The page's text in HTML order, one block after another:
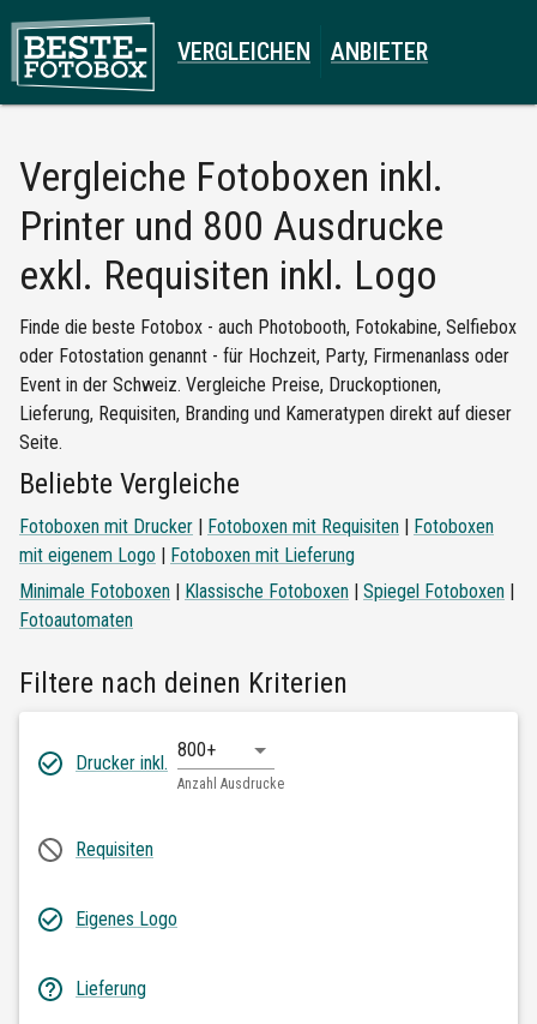
VERGLEICHEN ANBIETER
Vergleiche Fotoboxen inkl.
Printer und 800 Ausdrucke
exkl. Requisiten inkl. Logo
Finde die beste Fotobox - auch Photobooth, Fotokabine, Selfiebox
oder Fotostation genannt - für Hochzeit, Party, Firmenanlass oder
Event in der Schweiz. Vergleiche Preise, Druckoptionen,
Lieferung, Requisiten, Branding und Kameratypen direkt auf dieser
Seite.
Beliebte Vergleiche
Fotoboxen mit Drucker Fotoboxen mit Requisiten
Fotoboxen
mit eigenem Logo
Fotoboxen mit Lieferung
Minimale Fotoboxen | Klassische Fotoboxen | Spiegel Fotoboxen |
Fotoautomaten
Filtere nach deinen Kriterien
Drucker inkl.
800+
Anzahl Ausdrucke
Requisiten
Eigenes Logo
Lieferung